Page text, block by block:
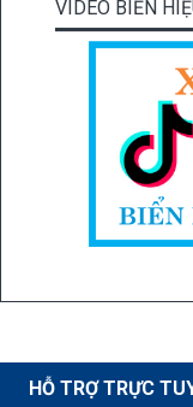
VIDEO BIỂN
HỖ TRỢ TRỰC